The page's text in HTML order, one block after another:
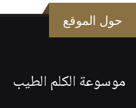
حول الموقع
موسوعة الكلم الطيب